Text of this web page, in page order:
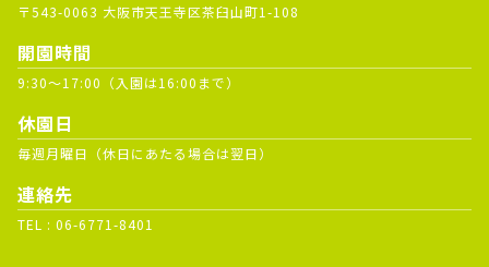
〒543-0063 大阪市天王寺区茶臼山町1-108
開園時間
9:30～17:00（入園は16:00まで）
休園日
毎週月曜日（休日にあたる場合は翌日）
連絡先
TEL : 06-6771-8401